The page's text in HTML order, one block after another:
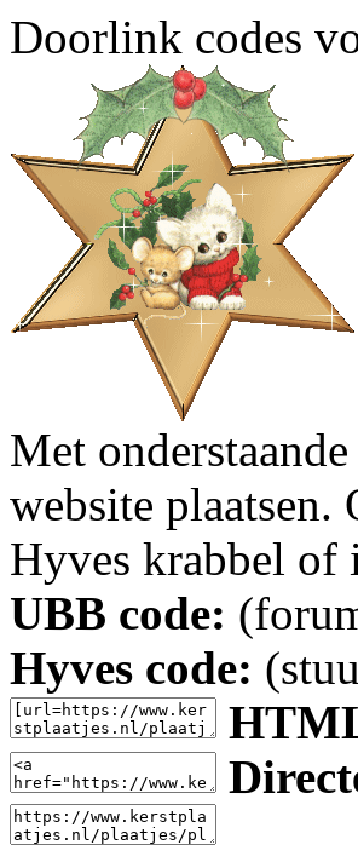
Doorlink codes
Met
website plaatsen.
Hyves krabbel of
UBB code:
Hyves code: